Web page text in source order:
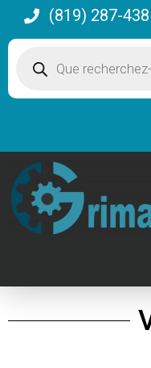
(819) 287-